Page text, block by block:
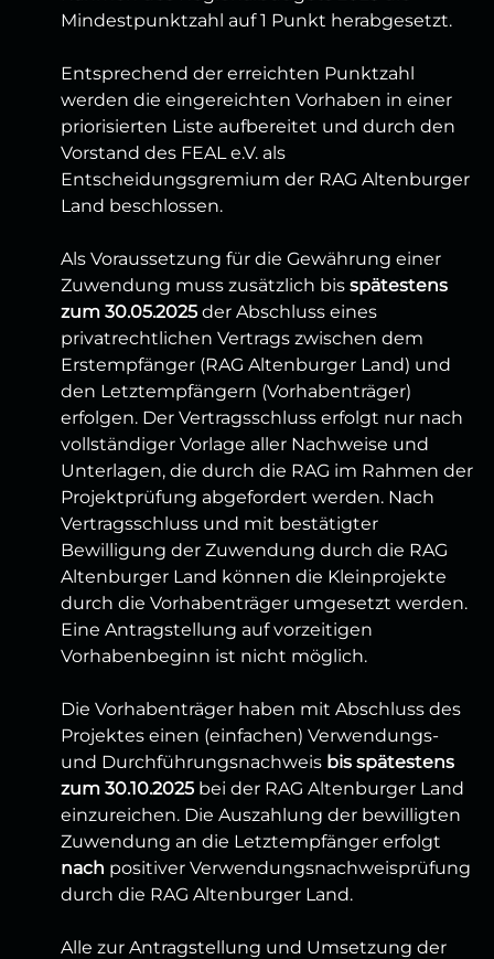
Mindestpunktzahl auf 1 Punkt herabgesetzt.
Entsprechend der erreichten Punktzahl
werden die eingereichten Vorhaben in einer
priorisierten Liste aufbereitet und durch den
Vorstand des FEAL e.V. als
Entscheidungsgremium der RAG Altenburger
Land beschlossen.
Als Voraussetzung für die Gewährung einer
Zuwendung muss zusätzlich bis spätestens
zum 30.05.2025 der Abschluss eines
privatrechtlichen Vertrags zwischen dem
Erstempfänger (RAG Altenburger Land) und
den Letztempfängern (Vorhabenträger)
erfolgen. Der Vertragsschluss erfolgt nur nach
vollständiger Vorlage aller Nachweise und
Unterlagen, die durch die RAG im Rahmen der
Projektprüfung abgefordert werden. Nach
Vertragsschluss und mit bestätigter
Bewilligung der Zuwendung durch die RAG
Altenburger Land können die Kleinprojekte
durch die Vorhabenträger umgesetzt werden.
Eine Antragstellung auf vorzeitigen
Vorhabenbeginn ist nicht möglich.
Die Vorhabenträger haben mit Abschluss des
Projektes einen (einfachen) Verwendungs-
und Durchführungsnachweis bis spätestens
zum 30.10.2025 bei der RAG Altenburger Land
einzureichen. Die Auszahlung der bewilligten
Zuwendung an die Letztempfänger erfolgt
nach positiver Verwendungsnachweisprüfung
durch die RAG Altenburger Land.
Alle zur Antragstellung und Umsetzung der